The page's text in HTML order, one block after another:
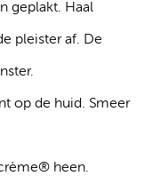
geplakt. Haal
pleister af. De
op de huid. Smeer
heen.